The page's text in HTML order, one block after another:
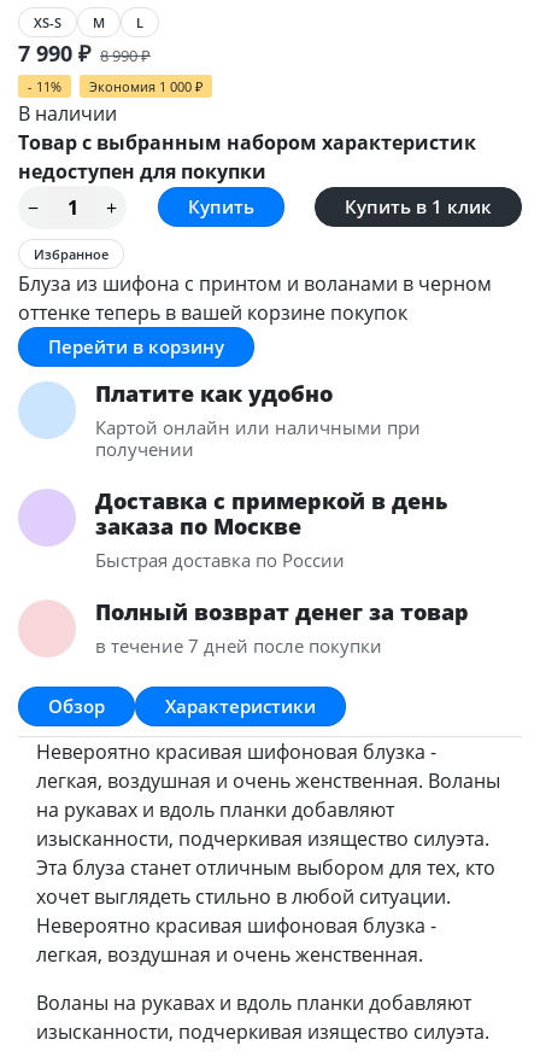
XS-S M L
7 990 ₽ 8 990₽
- 11% Экономия 1 000 ₽
В наличии
Товар с выбранным набором характеристик
недоступен для покупки
Купить в 1 клик
Избранное
Блуза из шифона с принтом и воланами в черном
оттенке теперь в вашей корзине покупок
Перейти в корзину
Платите как удобно
Картой онлайн или наличными при
получении
Доставка с примеркой в день
заказа по Москве
Быстрая доставка по России
Полный возврат денег за товар
в течение 7 дней после покупки
Обзор Характеристики
Невероятно красивая шифоновая блузка -
легкая, воздушная и очень женственная. Воланы
на рукавах и вдоль планки добавляют
изысканности, подчеркивая изящество силуэта.
Эта блуза станет отличным выбором для тех, кто
хочет выглядеть стильно в любой ситуации.
Невероятно красивая шифоновая блузка -
легкая, воздушная и очень женственная.
Воланы на рукавах и вдоль планки добавляют
изысканности, подчеркивая изящество силуэта.